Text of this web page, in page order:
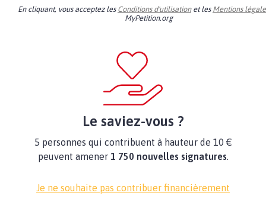
En cliquant, vous acceptez les Conditions d'utilisationet les Mentions
MyPetition.org
Le saviez-vous ?
5 personnes qui contribuent à hauteur de 10 €
peuvent amener 1 750 nouvelles signatures.
Je ne souhaite pas contribuer financièrement